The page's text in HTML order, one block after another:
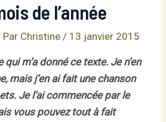
de l’année
Par Christine/ 13 janvier 2015
qui m’a donné ce texte. Je n’en
mais j’en ai fait une chanson
Je l’ai commencée par le
vous pouvez tout à fait